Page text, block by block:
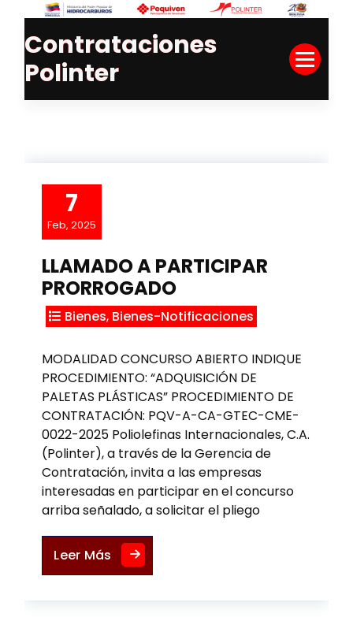
Skip
Content
Contrataciones
Polinter
7
Feb, 2025
LLAMADO A PARTICIPAR
PRORROGADO
Bienes, Bienes-Notificaciones
MODALIDAD CONCURSO ABIERTO INDIQUE
PROCEDIMIENTO: “ADQUISICIÓN DE
PALETAS PLÁSTICAS” PROCEDIMIENTO DE
CONTRATACIÓN: PQV-A-CA-GTEC-CME-
0022-2025 Poliolefinas Internacionales, C.A.
(Polinter), a través de la Gerencia de
Contratación, invita a las empresas
interesadas en participar en el concurso
arriba señalado, a solicitar el pliego
Leer Más LLAMADO A PARTICIPAR